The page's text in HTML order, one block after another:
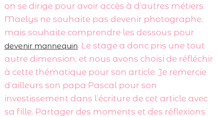
on se dirige pour avoir accès à d’autres métiers.
Maelys ne souhaite pas devenir photographe,
mais souhaite comprendre les dessous pour
devenir mannequin. Le stage a donc pris une tout
autre dimension, et nous avons choisi de réfléchir
à cette thématique pour son article. Je remercie
d’ailleurs son papa Pascal pour son
investissement dans l’écriture de cet article avec
sa fille. Partager des moments et des réflexions